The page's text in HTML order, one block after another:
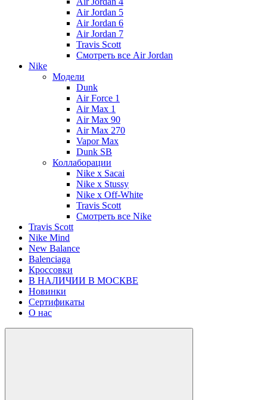
Air Jordan 5
Air Jordan 6
Air Jordan 7
Travis Scott
Смотреть все Air Jordan
Nike
Модели
Dunk
Air Force 1
Air Max 1
Air Max 90
Air Max 270
Vapor Max
Dunk SB
Коллаборации
Nike x Sacai
Nike x Stussy
Nike x Off-White
Travis Scott
Смотреть все Nike
Travis Scott
Nike Mind
New Balance
Balenciaga
Кроссовки
В НАЛИЧИИ В МОСКВЕ
Новинки
Сертификаты
О нас